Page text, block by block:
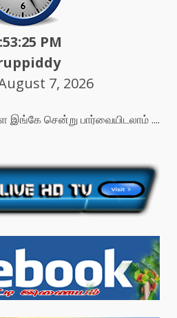
PM
7, 2026
சென்று பார்வையிடலாம் ....